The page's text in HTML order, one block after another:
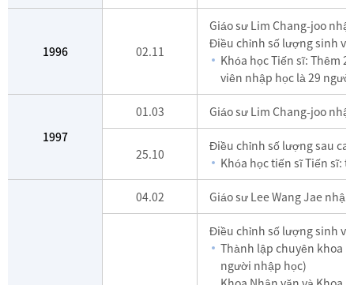
1996 02.11
Giáo sư Lim Chang-joo
Điều chỉnh số lượng sinh
Khóa học Tiến sĩ: Thêm
viên nhập học là 29
1997
01.03 Giáo sư Lim Chang-joo
25.10
Điều chỉnh số lượng sau
Khóa học tiến sĩ Tiến sĩ:
04.02 Giáo sư Lee Wang Jae
Điều chỉnh số lượng sinh
Thành lập chuyên khoa
người nhập học)